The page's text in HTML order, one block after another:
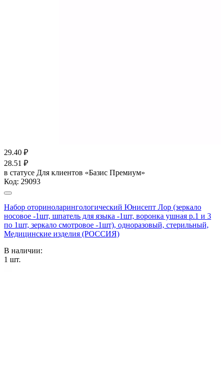
29.40 ₽
28.51 ₽
в статусе Для клиентов «Базис Премиум»
Код: 29093
Набор оториноларингологический Юнисепт Лор (зеркало
носовое -1шт, шпатель для языка -1шт, воронка ушная р.1 и 3
по 1шт, зеркало смотровое -1шт), одноразовый, стерильный,
Медицинские изделия (РОССИЯ)
В наличии:
1 шт.